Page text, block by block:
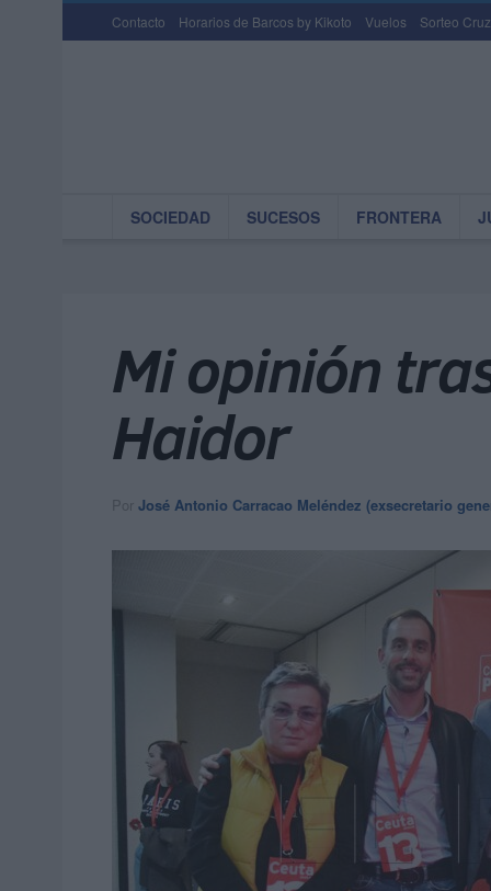
Contacto Horarios de Barcos by Kikoto Vuelos Sorteo
SOCIEDAD SUCESOS FRONTERA
Mi opinión
Haidor
Por José Antonio Carracao Meléndez (exsecretario